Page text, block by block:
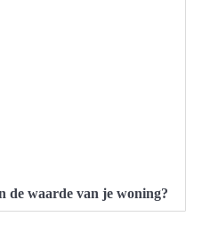
de waarde van je woning?